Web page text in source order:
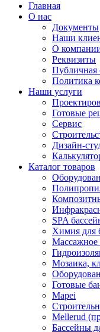
Главная
О нас
Документы
Наши
О
Реквизиты
Публичная
Политика
Наши услуги
Готовые
Сервис
Дизайн-
Каталог товаров
SPA
Химия для
Массажное
Мозаика,
Готовые
Mapei
Mellerud
Бассейны